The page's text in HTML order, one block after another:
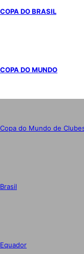
COPA DO BRASIL
COPA DO MUNDO
Copa do Mundo de
Brasil
Equador